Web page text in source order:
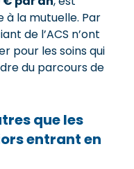
à la mutuelle. Par
de l’ACS n’ont
pour les soins qui
du parcours de
que les
entrant en